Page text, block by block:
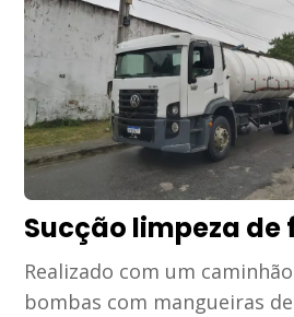
Sucção limpeza de
Realizado com um
bombas com mangueiras